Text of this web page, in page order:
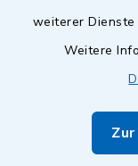
weiterer
Weitere